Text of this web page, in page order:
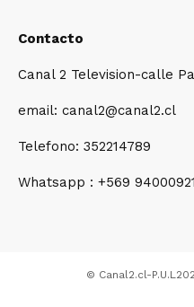
Contacto
Canal 2 Television-calle
email: canal2@canal2.cl
Telefono: 352214789
Whatsapp : +569 94000921
© Canal2.cl-